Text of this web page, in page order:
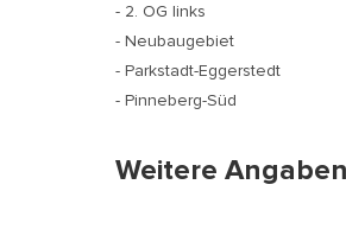
- 2. OG links
- Neubaugebiet
- Parkstadt-Eggerstedt
- Pinneberg-Süd
Weitere Angaben